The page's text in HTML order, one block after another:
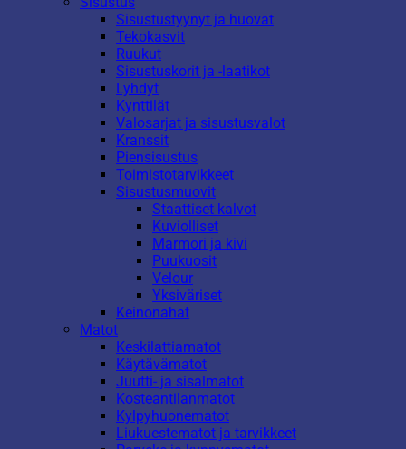
Sisustustyynyt ja huovat
Tekokasvit
Ruukut
Sisustuskorit ja -laatikot
Lyhdyt
Kynttilät
Valosarjat ja sisustusvalot
Kranssit
Piensisustus
Toimistotarvikkeet
Sisustusmuovit
Staattiset kalvot
Kuviolliset
Marmori ja kivi
Puukuosit
Velour
Yksiväriset
Keinonahat
Matot
Keskilattiamatot
Käytävämatot
Juutti- ja sisalmatot
Kosteantilanmatot
Kylpyhuonematot
Liukuestematot ja tarvikkeet